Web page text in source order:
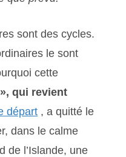
sont des cycles.
le sont
cette
qui revient
départ , a quitté le
dans le calme
de l’Islande, une